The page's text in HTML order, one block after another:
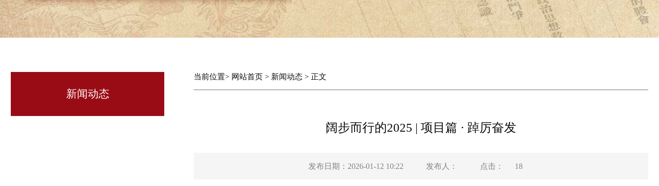
新闻动态
当前位置> 网站首页 > 新闻动态 > 正文
阔步而行的2025 | 项目篇 · 踔厉奋发
发布日期：2026-01-12 10:22 发布人： 点击： 18